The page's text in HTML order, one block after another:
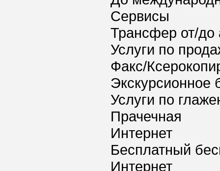
Сервисы
Трансфер от/до
Услуги по
Факс/
Экскурсионное
Услуги по
Прачечная
Интернет
Бесплатный
Интернет